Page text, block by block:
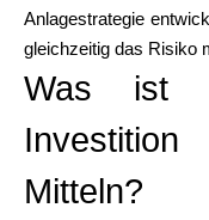
Anlagestrategie
gleichzeitig das Risiko
Was ist
Mitteln?